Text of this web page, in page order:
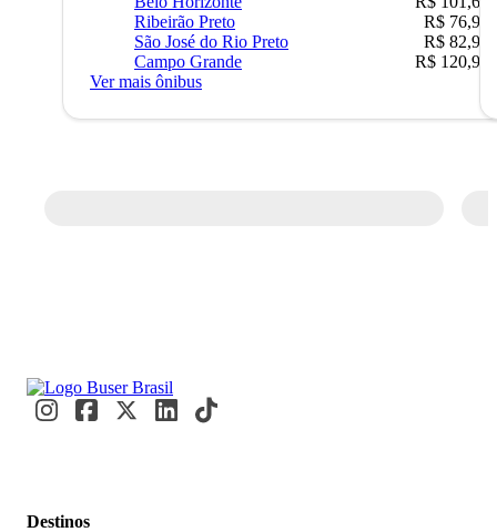
Ribeirão Preto
R$ 76,90
São José do Rio Preto
R$ 82,90
Campo Grande
R$ 120,90
Ver mais ônibus
Destinos